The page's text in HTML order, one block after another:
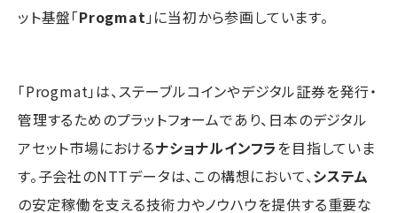
ット基盤「Progmat 」に当初から参画しています。
「Progmat」は、ステーブルコインやデジタル証券を発行・
管理するためのプラットフォームであり、日本のデジタル
アセット市場におけるナショナルインフラを目指していま
す。子会社のNTTデータは、この構想において、システム
の安定稼働を支える技術力やノウハウを提供する重要な